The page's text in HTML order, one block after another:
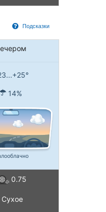
Подсказки
14%
0.75
Сухое